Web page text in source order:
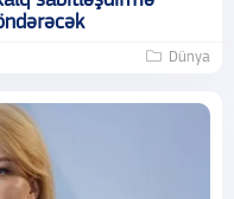
Dünya